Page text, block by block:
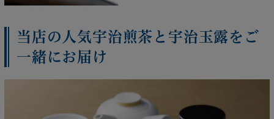
当店の人気宇治煎茶と宇治玉露をご
一緒にお届け